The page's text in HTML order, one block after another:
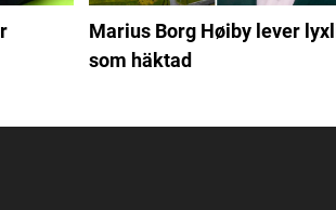
Marius Borg Høiby lever
som häktad